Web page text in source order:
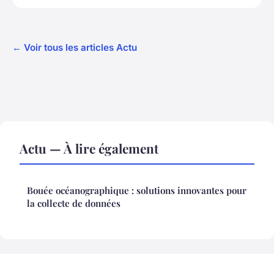
← Voir tous les articles Actu
Actu — À lire également
Bouée océanographique : solutions innovantes pour
la collecte de données